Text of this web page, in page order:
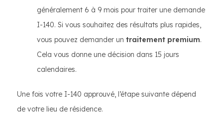
généralement 6 à 9 mois pour traiter une demande
I-140. Si vous souhaitez des résultats plus rapides,
vous pouvez demander un traitement premium.
Cela vous donne une décision dans 15 jours
calendaires.
Une fois votre I-140 approuvé, l’étape suivante dépend
de votre lieu de résidence.